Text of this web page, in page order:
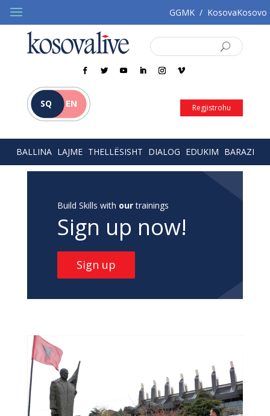
GGMK / KosovaKosovo
SQ EN Regjistrohu
BALLINA LAJME THELLËSISHT DIALOG EDUKIM BARAZI
Build Skills with ourtrainings
Sign up now!
Sign up